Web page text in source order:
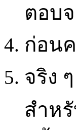
ตอบ
ก่อน
จริง
สำห